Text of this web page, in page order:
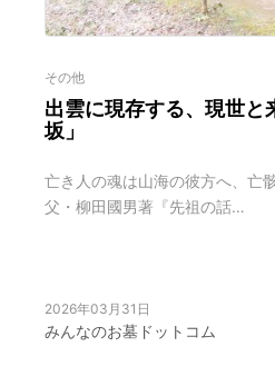
その他
出雲に現存する、現世と
坂」
亡き人の魂は山海の彼方へ、亡
父・柳田國男著『先祖の話…
2026年03月31日
みんなのお墓ドットコム